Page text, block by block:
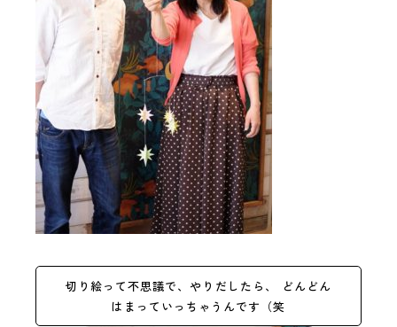
切り絵って不思議で、やりだしたら、 どんどん
はまっていっちゃうんです（笑